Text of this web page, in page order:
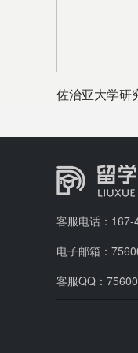
佐治亚大学研
客服电话：
电子邮箱：
客服QQ：